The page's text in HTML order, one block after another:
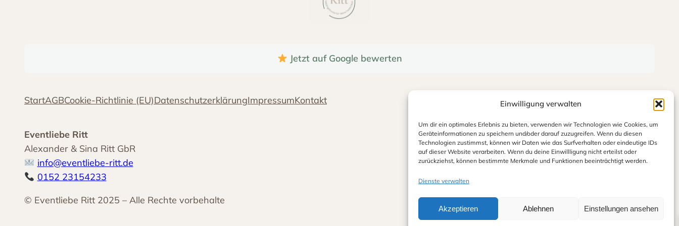
Einwilligung verwalten
Um dir ein optimales Erlebnis zu bieten, verwenden wir Technologien wie Cookies, um
Geräteinformationen zu speichern und/oder darauf zuzugreifen. Wenn du diesen
Technologien zustimmst, können wir Daten wie das Surfverhalten oder eindeutige IDs
auf dieser Website verarbeiten. Wenn du deine Einwillligung nicht erteilst oder
zurückziehst, können bestimmte Merkmale und Funktionen beeinträchtigt werden.
Dienste verwalten
Akzeptieren Ablehnen Einstellungen ansehen
Jetzt auf Google bewerten
StartAGBCookie-Richtlinie (EU)DatenschutzerklärungImpressumKontakt
Eventliebe Ritt
Alexander & Sina Ritt GbR
info@eventliebe-ritt.de
0152 23154233
© Eventliebe Ritt 2025 – Alle Rechte vorbehalte